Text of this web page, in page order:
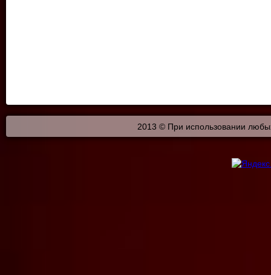
2013 © При использовании